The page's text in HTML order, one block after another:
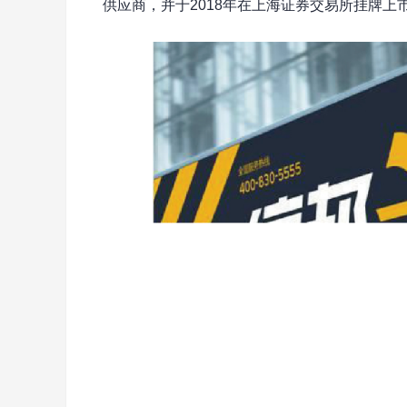
供应商，并于2018年在上海证券交易所挂牌上